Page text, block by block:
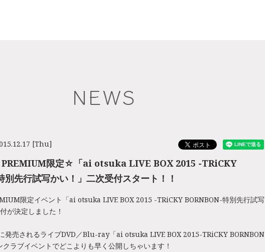
NEWS
[Thu]
PREMIUM限定☆「ai otsuka LIVE BOX 2015 -TRiCKY
先行試写かい！」二次受付スタート！！
限定イベント「ai otsuka LIVE BOX 2015 -TRiCKY BORNBON-特別先行試写
が決定しました！
に発売されるライブDVD／Blu-ray「ai otsuka LIVE BOX 2015-TRiCKY BORNBON
ラブイベントでどこよりも早く公開しちゃいます！